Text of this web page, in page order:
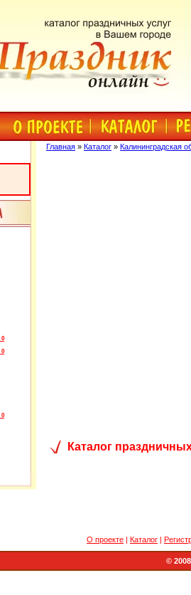
0
0
0
Главная » Каталог » Калининградская
Каталог
О проекте Каталог
©